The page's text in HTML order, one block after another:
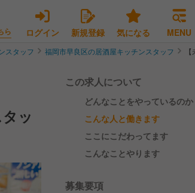
ら ログイン 新規登録 気になる MENU
スタッフ 福岡市早良区の居酒屋キッチンスタッフ
ッ
この求人について
どんなことをやっているのか
こんな人と働きます
ここにこだわってます
こんなことやります
募集要項